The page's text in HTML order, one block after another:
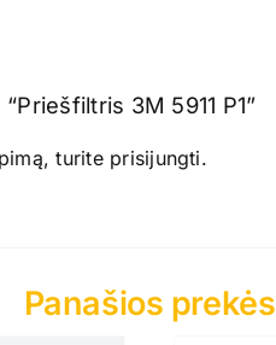
3M 5911 P1”
turite prisijungti.
Panašios prekės